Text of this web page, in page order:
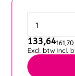
133,64
Excl. btw
161,70
Incl.